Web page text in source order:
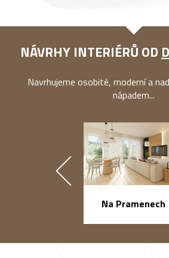
NÁVRHY INTERIÉRŮ OD
Navrhujeme osobité, moderní a
nápadem...
Na Pramenech